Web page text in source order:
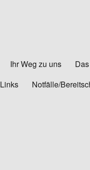
Ihr Weg zu uns
Links Notfälle/